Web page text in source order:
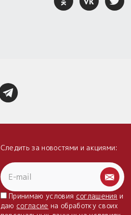
Следить за новостями и акциями:
Принимаю условия соглашения и
даю согласие на обработку своих